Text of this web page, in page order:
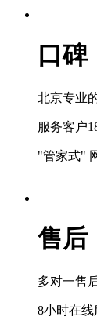
口碑
北京专业
服务客户
"管家式"
售后
多对一售
8小时在